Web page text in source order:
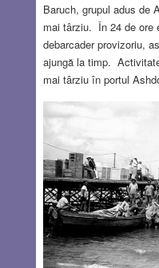
Baruch, grupul adus de
mai târziu. În 24 de ore
debarcader provizoriu,
ajungă la timp.
mai târziu în portul